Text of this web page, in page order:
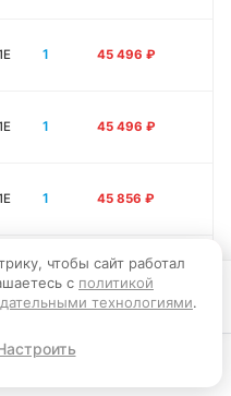
1 45 496 ₽
1 45 496 ₽
1 45 856 ₽
1 45 946₽
1.5
чтобы сайт работал
с политикой
технологиями.